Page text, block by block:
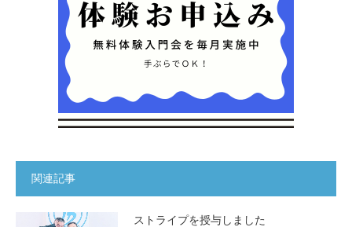
関連記事
ストライプを授与しました